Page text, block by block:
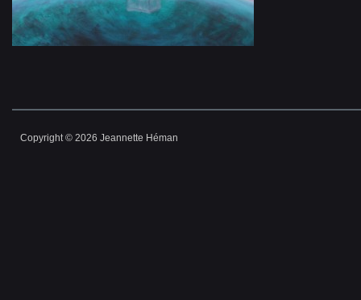
Copyright © 2026 Jeannette Héman